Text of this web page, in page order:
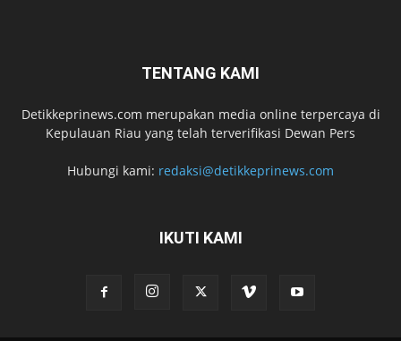
TENTANG KAMI
Detikkeprinews.com merupakan media online terpercaya di
Kepulauan Riau yang telah terverifikasi Dewan Pers
Hubungi kami: redaksi@detikkeprinews.com
IKUTI KAMI